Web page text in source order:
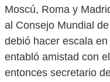
Moscú, Roma y
al Consejo Mundial
debió hacer escala
entabló amistad con
entonces secretario